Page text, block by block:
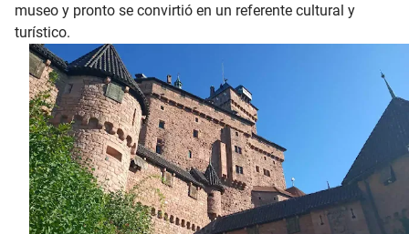
museo y pronto se convirtió en un referente cultural y
turístico.